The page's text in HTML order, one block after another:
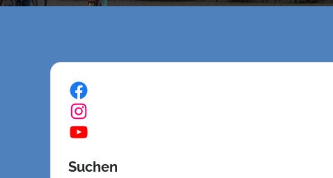
Facebook
Instagram
YouTube
Suchen